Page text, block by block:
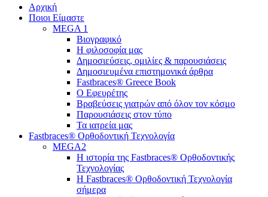
Close
Menu
Αρχική
Ποιοι Είμαστε
MEGA 1
Βιογραφικό
Η φιλοσοφία μας
Δημοσιεύσεις, ομιλίες & παρουσιάσεις
Δημοσιευμένα επιστημονικά άρθρα
Fastbraces® Greece Book
Ο Εφευρέτης
Bραβεύσεις γιατρών από όλον τον κόσμο
Παρουσιάσεις στον τύπο
Τα ιατρεία μας
Fastbraces® Ορθοδοντική Τεχνολογία
MEGA2
Η ιστορία της Fastbraces® Ορθοδοντικής
Τεχνολογίας
H Fastbraces® Ορθοδοντική Τεχνολογία
σήμερα